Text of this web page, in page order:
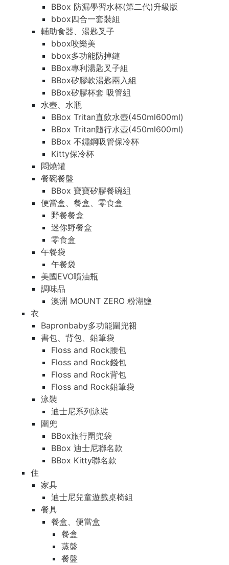
BBox 防漏學習水杯(第二代)升級版
bbox四合一套裝組
輔助食器、湯匙叉子
bbox咬樂美
bbox多功能防掉鏈
BBox專利湯匙叉子組
BBox矽膠軟湯匙兩入組
BBox矽膠杯套 吸管組
水壺、水瓶
BBox Tritan直飲水壺(450ml600ml)
BBox Tritan隨行水壺(450ml600ml)
BBox 不鏽鋼吸管保冷杯
Kitty保冷杯
悶燒罐
餐碗餐盤
BBox 寶寶矽膠餐碗組
便當盒、餐盒、零食盒
野餐餐盒
迷你野餐盒
零食盒
午餐袋
午餐袋
美國EVO噴油瓶
調味品
澳洲 MOUNT ZERO 粉湖鹽
衣
Bapronbaby多功能圍兜裙
書包、背包、鉛筆袋
Floss and Rock腰包
Floss and Rock錢包
Floss and Rock背包
Floss and Rock鉛筆袋
泳裝
迪士尼系列泳裝
圍兜
BBox旅行圍兜袋
BBox 迪士尼聯名款
BBox Kitty聯名款
住
家具
迪士尼兒童遊戲桌椅組
餐具
餐盒、便當盒
餐盒
蒸盤
餐盤